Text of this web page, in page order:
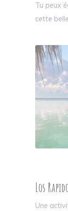
Tu peux
cette
Los
Une